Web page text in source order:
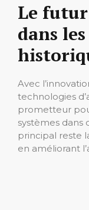
Le futur
dans
Avec
technologies
prometteur
systèmes dans
principal reste
en améliorant